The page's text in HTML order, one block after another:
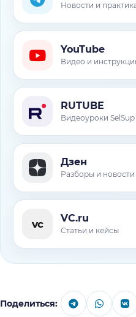
Новости и
YouTube
Видео и
RUTUBE
Видеоуроки SelSup
Дзен
Разборы и новости
vc VC.ru
Статьи и кейсы
Поделиться: